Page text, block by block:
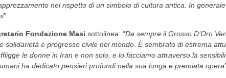
nel rispetto di un simbolo di cultura antica. In
Fondazione Masi sottolinea: “Da sempre il Grosso D’Oro
solidarietà e progresso civile nel mondo. È sembrato di estrema
le donne in Iran e non solo, e lo facciamo attraverso la
ha dedicato pensieri profondi nella sua lunga e premiata